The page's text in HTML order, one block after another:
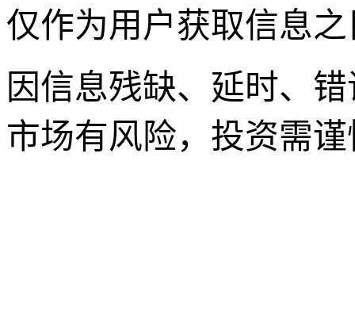
仅作为用户获取信息
因信息残缺、延时、
市场有风险，投资需